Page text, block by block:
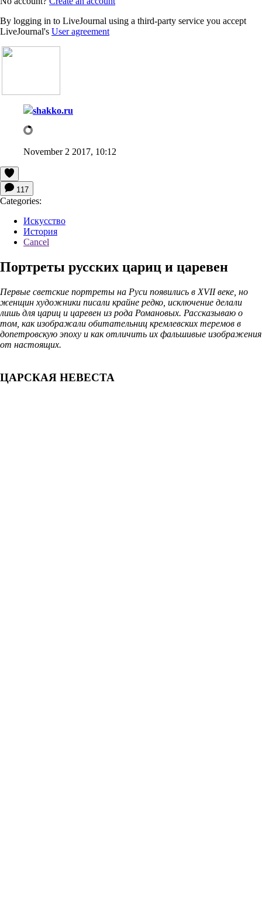
By logging in to LiveJournal using a third-party service you accept
LiveJournal's User agreement
shakko.ru
November 2 2017, 10:12
117
Categories:
Искусство
История
Cancel
Портреты русских цариц и царевен
Первые светские портреты на Руси появились в XVII веке, но
женщин художники писали крайне редко, исключение делали
лишь для цариц и царевен из рода Романовых. Рассказываю о
том, как изображали обитательниц кремлевских теремов в
допетровскую эпоху и как отличить их фальшивые изображения
от настоящих.
ЦАРСКАЯ НЕВЕСТА